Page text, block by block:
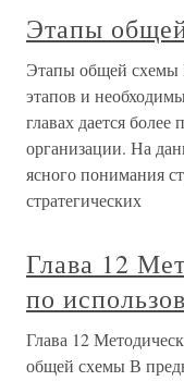
Этапы
Этапы общей схемы
этапов и
главах дается
организации. На
ясного понимания
стратегических
Глава 12
по
Глава 12
общей схемы В